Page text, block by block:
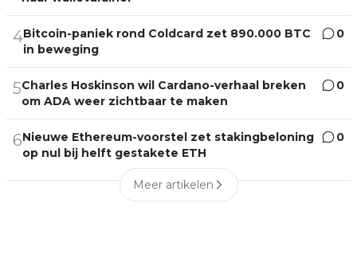
4Bitcoin-paniek rond Coldcard zet 890.000 BTC
in beweging
0
5Charles Hoskinson wil Cardano-verhaal breken
om ADA weer zichtbaar te maken
0
6Nieuwe Ethereum-voorstel zet stakingbeloning
op nul bij helft gestakete ETH
0
Meer artikelen